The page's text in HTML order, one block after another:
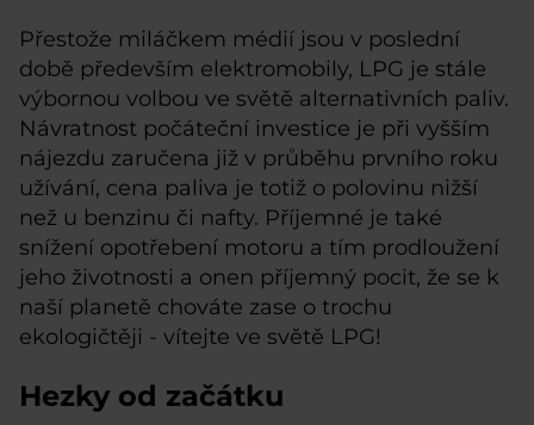
Přestože miláčkem médií jsou v poslední
době především elektromobily, LPG je stále
výbornou volbou ve světě alternativních paliv.
Návratnost počáteční investice je při vyšším
nájezdu zaručena již v průběhu prvního roku
užívání, cena paliva je totiž o polovinu nižší
než u benzinu či nafty. Příjemné je také
snížení opotřebení motoru a tím prodloužení
jeho životnosti a onen příjemný pocit, že se k
naší planetě chováte zase o trochu
ekologičtěji - vítejte ve světě LPG!
Hezky od začátku